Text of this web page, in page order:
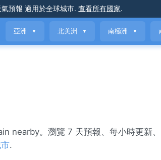
預報 適用於全球城市. 查看所有國家.
亞洲 ▼ 北美洲 ▼ 南極洲 ▼
nearby。瀏覽 7 天預報、每小時更新
.